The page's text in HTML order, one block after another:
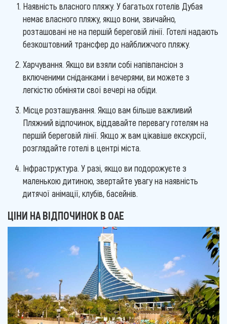
Наявність власного пляжу. У багатьох готелів Дубая
немає власного пляжу, якщо вони, звичайно,
розташовані не на першій береговій лінії. Готелі надають
безкоштовний трансфер до найближчого пляжу.
Харчування. Якщо ви взяли собі напівпансіон з
включеними сніданками і вечерями, ви можете з
легкістю обміняти свої вечері на обіди.
Місце розташування. Якщо вам більше важливий
Пляжний відпочинок, віддавайте перевагу готелям на
першій береговій лінії. Якщо ж вам цікавіше екскурсії,
розглядайте готелі в центрі міста.
Інфраструктура. У разі, якщо ви подорожуєте з
маленькою дитиною, звертайте увагу на наявність
дитячої анімації, клубів, басейнів.
ЦІНИ НА ВІДПОЧИНОК В ОАЕ